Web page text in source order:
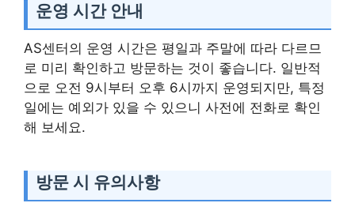
운영 시간 안내
AS센터의 운영 시간은 평일과 주말에 따라 다르므
로 미리 확인하고 방문하는 것이 좋습니다. 일반적
으로 오전 9시부터 오후 6시까지 운영되지만, 특정
일에는 예외가 있을 수 있으니 사전에 전화로 확인
해 보세요.
방문 시 유의사항